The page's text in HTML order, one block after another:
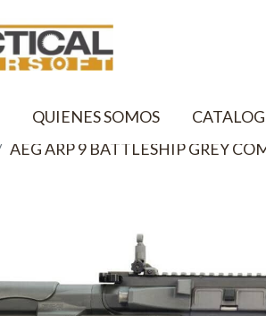
QUIENES SOMOS
AEG ARP 9 BATTLESHIP GREY